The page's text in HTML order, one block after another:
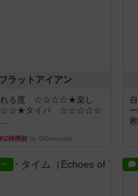
フラットアイアン
れる度 ☆☆☆☆★楽し
タイパ ☆☆☆☆☆
2時間前by DKnewyork